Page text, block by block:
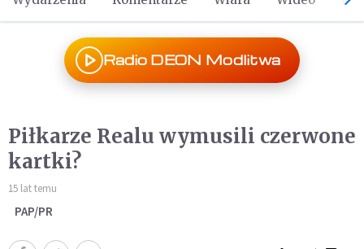
Radio DEON Modlitwa
Piłkarze Realu wymusili czerwone
kartki?
15 lat temu
PAP/PR